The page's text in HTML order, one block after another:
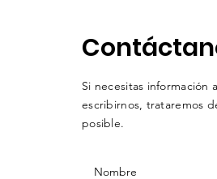
Si necesitas información
escribirnos, trataremos
posible.